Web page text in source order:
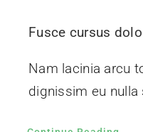
Fusce cursus
Nam lacinia arcu
dignissim eu